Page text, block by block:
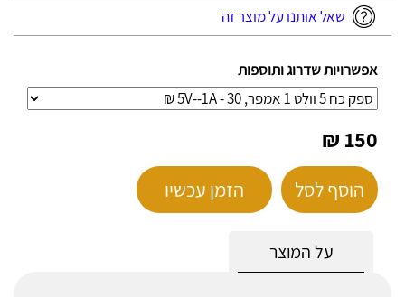
שאל אותנו על מוצר זה
אפשרויות שדרוג ותוספות
150 ₪
הוסף לסל הזמן עכשיו
על המוצר